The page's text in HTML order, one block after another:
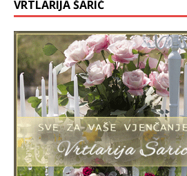
VRTLARIJA ŠARIĆ